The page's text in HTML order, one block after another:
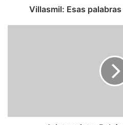
Villasmil: Esas